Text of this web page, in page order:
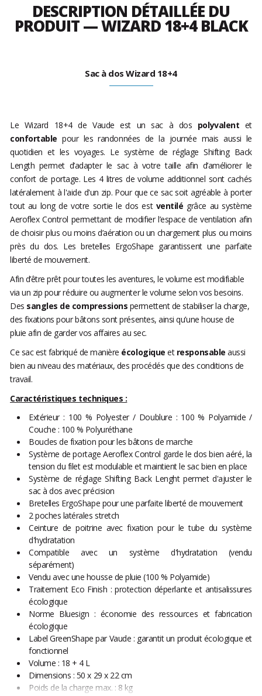
DESCRIPTION DÉTAILLÉE DU
PRODUIT — WIZARD 18+4 BLACK
Sac à dos Wizard 18+4
Le Wizard 18+4 de Vaude est un sac à dos polyvalent et
confortablepour les randonnées de la journée mais aussi le
quotidien et les voyages. Le système de réglage Shifting Back
Length permet d’adapter le sac à votre taille afin d’améliorer le
confort de portage. Les 4 litres de volume additionnel sont cachés
latéralement à l'aide d'un zip. Pour que ce sac soit agréable à porter
tout au long de votre sortie le dos est ventilé grâce au système
Aeroflex Control permettant de modifier l’espace de ventilation afin
de choisir plus ou moins d’aération ou un chargement plus ou moins
près du dos. Les bretelles ErgoShape garantissent une parfaite
liberté de mouvement.
Afin d’être prêt pour toutes les aventures, le volume est modifiable
via un zip pour réduire ou augmenter le volume selon vos besoins.
Des sangles de compressions permettent de stabiliser la charge,
des fixations pour bâtons sont présentes, ainsi qu’une house de
pluie afin de garder vos affaires au sec.
Ce sac est fabriqué de manière écologiqueet responsableaussi
bien au niveau des matériaux, des procédés que des conditions de
travail.
Caractéristiques techniques :
Extérieur : 100 % Polyester / Doublure : 100 % Polyamide /
Couche : 100 % Polyuréthane
Boucles de fixation pour les bâtons de marche
Système de portage Aeroflex Control garde le dos bien aéré, la
tension du filet est modulable et maintient le sac bien en place
Système de réglage Shifting Back Lenght permet d'ajuster le
sac à dos avec précision
Bretelles ErgoShape pour une parfaite liberté de mouvement
2 poches latérales stretch
Ceinture de poitrine avec fixation pour le tube du système
d'hydratation
Compatible avec un système d'hydratation (vendu
séparément)
Vendu avec une housse de pluie (100 % Polyamide)
Traitement Eco Finish : protection déperlante et antisalissures
écologique
Norme Bluesign : économie des ressources et fabrication
écologique
Label GreenShape par Vaude : garantit un produit écologique et
fonctionnel
Volume : 18 + 4 L
Dimensions : 50 x 29 x 22 cm
Poids de la charge max. : 8 kg